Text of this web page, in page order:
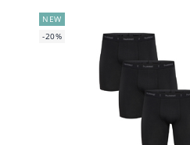
NEW
-20%